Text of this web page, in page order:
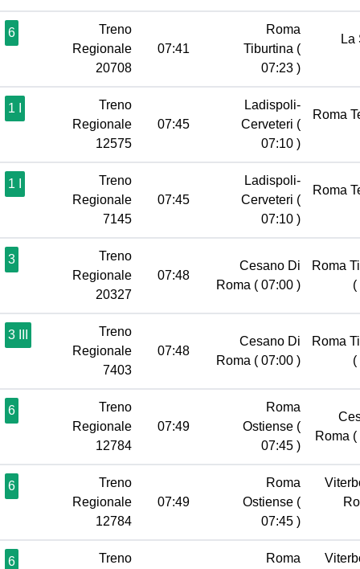
6
Treno
Regionale
20708
07:41
Roma
Tiburtina (
07:23 )
La
1 I
Treno
Regionale
12575
07:45
Ladispoli-
Cerveteri (
07:10 )
Roma
1 I
Treno
Regionale
7145
07:45
Ladispoli-
Cerveteri (
07:10 )
Roma
3
Treno
Regionale
20327
07:48
Cesano Di
Roma ( 07:00 )
Roma
(
3 III
Treno
Regionale
7403
07:48
Cesano Di
Roma ( 07:00 )
Roma
(
6
Treno
Regionale
12784
07:49
Roma
Ostiense (
07:45 )
Roma (
6
Treno
Regionale
12784
07:49
Roma
Ostiense (
07:45 )
6
Treno
Roma